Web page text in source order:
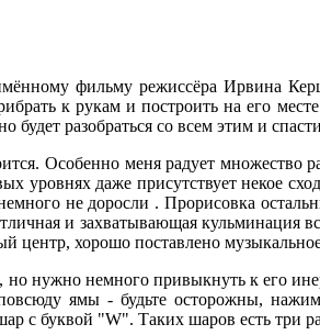
фильму режиссёра Ирвина
к рукам и построить на его
разобраться со всем этим и
Особенно меня радует
уровнях даже присутствует некое
не доросли . Прорисовка
и захватывающая кульминация
центр, хорошо поставлено
нужно немного привыкнуть к его
ямы - будьте осторожны,
с буквой "W". Таких шаров есть три